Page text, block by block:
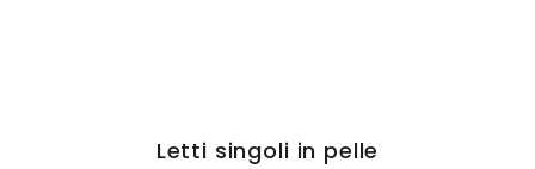
Letti singoli in pelle